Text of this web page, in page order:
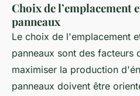
Choix de l’emplacement
panneaux
Le choix de l'emplacement
panneaux sont des facteurs
maximiser la production
panneaux doivent être